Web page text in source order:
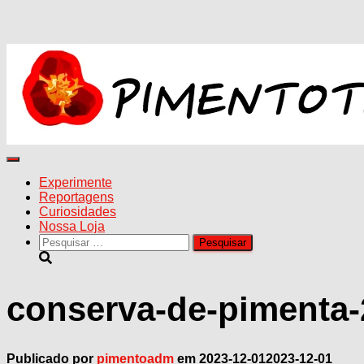
Alternar
navegaçãoExperimente
Reportagens
Curiosidades
Nossa Loja
Pesquisar
por:
conserva-de-
Publicado por pimentoadm em 2023-12-012023-12-01